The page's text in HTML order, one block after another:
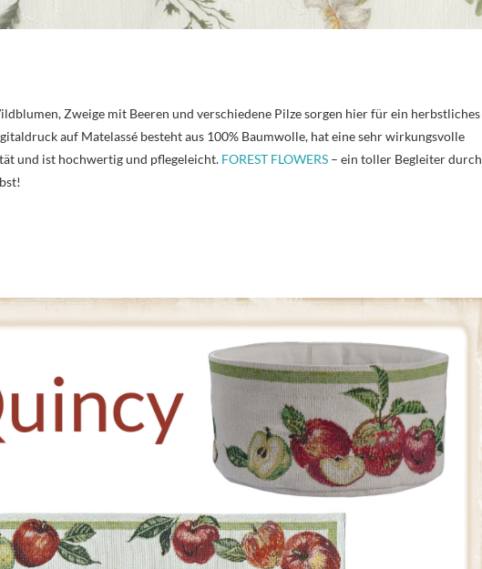
Zweige mit Beeren und verschiedene Pilze sorgen hier für ein herbstliches
auf Matelassé besteht aus 100% Baumwolle, hat eine sehr wirkungsvolle
und ist hochwertig und pflegeleicht. FOREST FLOWERS – ein toller Begleiter durch